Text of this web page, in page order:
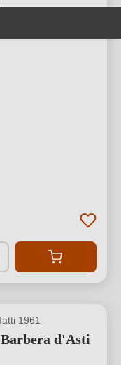
1961
d'Asti